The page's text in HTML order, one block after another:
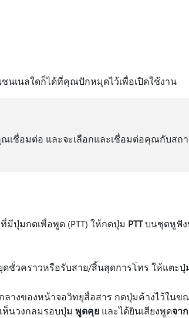
นเนลใดก็ได้ที่คุณปักหมุดไว้เพื่อเปิดใช้งาน
เชื่อมต่อ และจะเลือกและเชื่อมต่อคุณกับส
ปุ่มกดเพื่อพูด (PTT) ให้กดปุ่ม PTTบนชุดหูฟัง
ชั่วคราวหรือรับสาย/สิ้นสุดการโทร ให้แตะ
ลางของหน้าจอวิทยุสื่อสาร กดปุ่มค้างไว้ใน
นวงกลมรอบปุ่ม พูดคุยและได้ยินเสียงพูดจาก